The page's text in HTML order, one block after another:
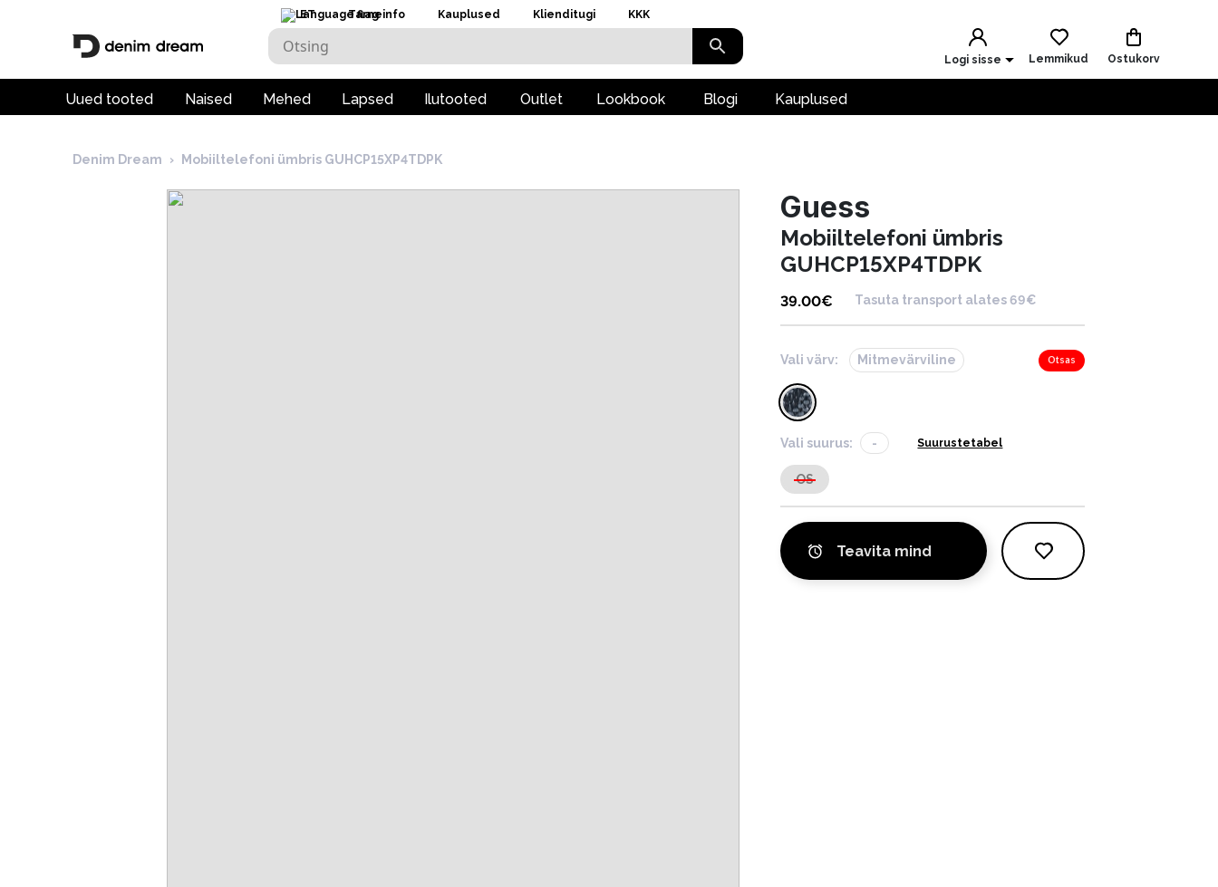
ET Tarneinfo Kauplused Klienditugi KKK
Logi sisse Lemmikud Ostukorv
Uued tooted Naised Mehed Lapsed Ilutooted Outlet Lookbook Blogi Kauplused
Denim Dream › Mobiiltelefoni ümbris GUHCP15XP4TDPK
Guess
Mobiiltelefoni ümbris
GUHCP15XP4TDPK
39.00€ Tasuta transport alates 69€
Vali värv: Mitmevärviline Otsas
Vali suurus: - Suurustetabel
OS
Teavita mind